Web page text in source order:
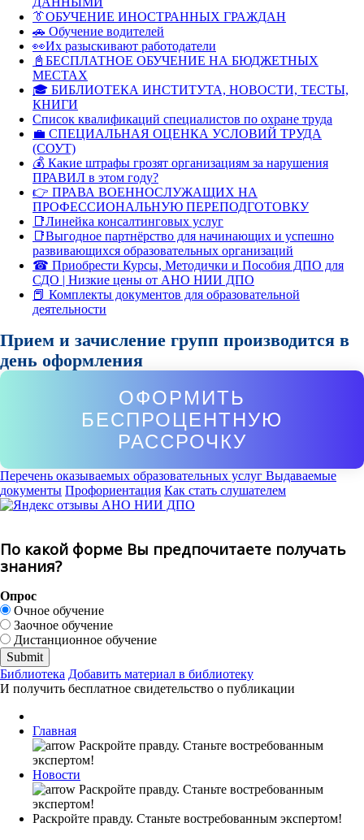
👔ОБУЧЕНИЕ ИНОСТРАННЫХ ГРАЖДАН
🚗 Обучение водителей
👀Их разыскивают работодатели
📓БЕСПЛАТНОЕ ОБУЧЕНИЕ НА БЮДЖЕТНЫХ
МЕСТАХ
🎓 БИБЛИОТЕКА ИНСТИТУТА, НОВОСТИ, ТЕСТЫ,
КНИГИ
Список квалификаций специалистов по охране труда
💼 СПЕЦИАЛЬНАЯ ОЦЕНКА УСЛОВИЙ ТРУДА
(СОУТ)
💰 Какие штрафы грозят организациям за нарушения
ПРАВИЛ в этом году?
👉 ПРАВА ВОЕННОСЛУЖАЩИХ НА
ПРОФЕССИОНАЛЬНУЮ ПЕРЕПОДГОТОВКУ
📑Линейка консалтинговых услуг
📑Выгодное партнёрство для начинающих и успешно
развивающихся образовательных организаций
☎ Приобрести Курсы, Методички и Пособия ДПО для
СДО | Низкие цены от АНО НИИ ДПО
📕 Комплекты документов для образовательной
деятельности
Прием и зачисление групп производится в
день оформления
ОФОРМИТЬ
БЕСПРОЦЕНТНУЮ
РАССРОЧКУ
Перечень оказываемых образовательных услуг Выдаваемые
документы Профориентация Как стать слушателем
По какой форме Вы предпочитаете получать
знания?
Опрос
Очное обучение
Заочное обучение
Дистанционное обучение
Библиотека Добавить материал в библиотеку
И получить бесплатное свидетельство о публикации
Главная
Новости
Раскройте правду. Станьте востребованным экспертом!